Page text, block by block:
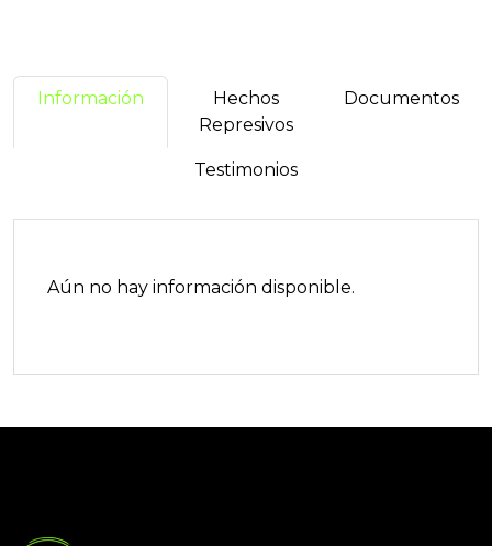
Información
Hechos
Represivos
Documentos
Testimonios
Aún no hay información disponible.